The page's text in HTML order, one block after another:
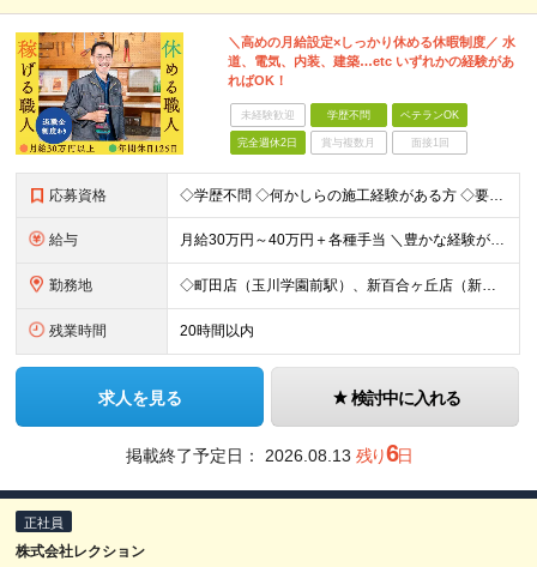
＼高めの月給設定×しっかり休める休暇制度／ 水
道、電気、内装、建築…etc いずれかの経験があ
ればOK！
未経験歓迎 学歴不問 ベテランOK
完全週休2日 賞与複数月 面接1回
応募資格 ◇学歴不問 ◇何かしらの施工経験がある方 ◇要普通自動車運転免許 ＼得意分野があればOK／ 「水道だけ」「内装だけ」「大工仕事を少し」など、 得意分野がひとつでもあればOK！ 入社後は経験を活かせる
給与 月給30万円～40万円＋各種手当 ＼豊かな経験がある方は加給優遇／ 月給40万円～50万円＋各種手当 ※経験・能力を考慮して、相談の上、決定いたします ＜年収例＞ ○年収450万円／36歳・経験
勤務地 ◇町田店（玉川学園前駅）、新百合ヶ丘店（新百合ヶ丘駅）で募集中 【町田店】 東京都町田市玉川学園2-11-1 ヴェルデ玉川 【新百合ヶ丘店】 神奈川県川崎市麻生区上麻生1-7-14 パストラル新百
残業時間 20時間以内
求人を見る 検討中に入れる
掲載終了予定日： 2026.08.13 残り6日
正社員
株式会社レクション